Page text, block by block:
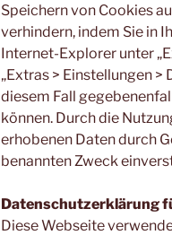
Speichern von Cookies
verhindern, indem Sie in
Internet-Explorer unter
„Extras > Einstellungen >
diesem Fall
können. Durch die
erhobenen Daten durch
benannten Zweck
Datenschutzerklärung
Diese Webseite